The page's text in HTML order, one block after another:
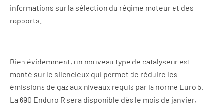
informations sur la sélection du régime moteur et des
rapports.
Bien évidemment, un nouveau type de catalyseur est
monté sur le silencieux qui permet de réduire les
émissions de gaz aux niveaux requis par la norme Euro 5.
La 690 Enduro R sera disponible dès le mois de janvier,